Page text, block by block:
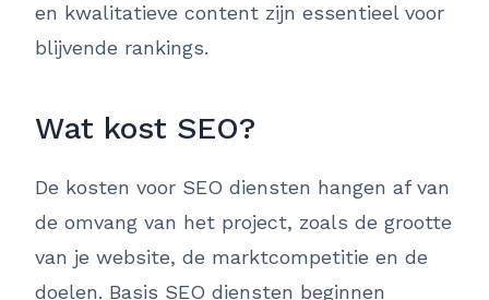
en kwalitatieve content zijn essentieel voor
blijvende rankings.
Wat kost SEO?
De kosten voor SEO diensten hangen af van
de omvang van het project, zoals de grootte
van je website, de marktcompetitie en de
doelen. Basis SEO diensten beginnen